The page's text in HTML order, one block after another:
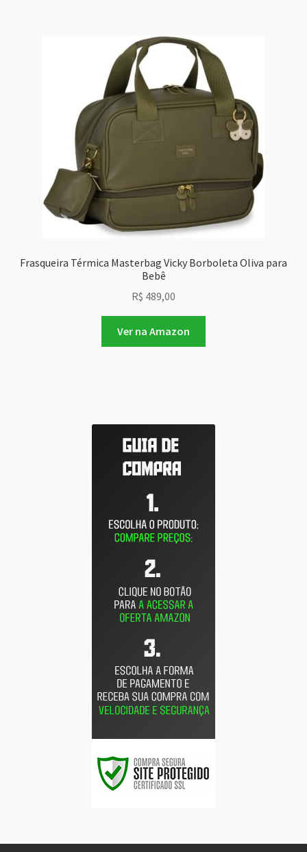
Frasqueira Térmica Masterbag Vicky Borboleta Oliva para
Bebê
R$ 489,00
Ver na Amazon